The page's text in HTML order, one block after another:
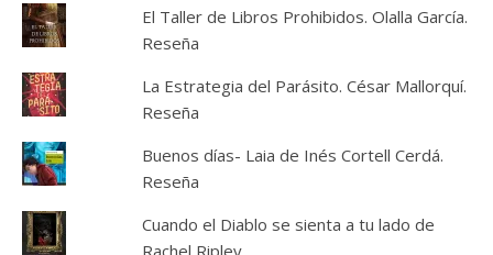
El Taller de Libros Prohibidos. Olalla García.
Reseña
La Estrategia del Parásito. César Mallorquí.
Reseña
Buenos días- Laia de Inés Cortell Cerdá.
Reseña
Cuando el Diablo se sienta a tu lado de
Rachel Ripley